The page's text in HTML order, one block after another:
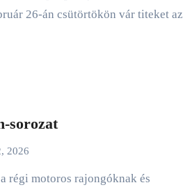
26-án csütörtökön vár titeket az
sorozat
2026